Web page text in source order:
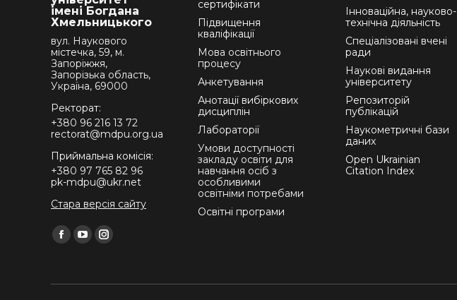
імені Богдана
Хмельницького
вул. Наукового
містечка, 59, м.
Запоріжжя,
Запорізька область,
Україна, 69000
Ректорат:
+380 96 216 13 72
rectorat@mdpu.org.ua
Приймальна комісія:
+380 97 765 82 96
pk-mdpu@ukr.net
Стара версія сайту
Find us on:
Facebook
YouTubeInstagram
сертифікати
Підвищення
кваліфікації
Мова освітнього
процесу
Анкетування
Анотації вибіркових
дисциплін
Лабораторії
Умови доступності
закладу освіти для
навчання осіб з
особливими
освітніми потребами
Освітні програми
Інноваційна, науково-
технічна діяльність
Спеціалізовані вчені
ради
Наукові видання
університету
Репозиторій
публікацій
Наукометричні бази
даних
Open Ukrainian
Citation Index